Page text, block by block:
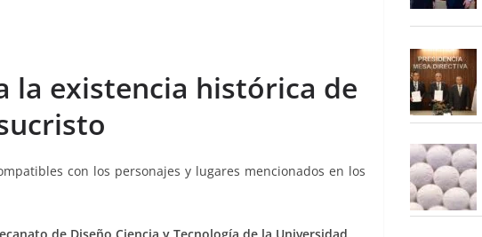
la existencia histórica de
con los personajes y lugares mencionados en los
de Diseño Ciencia y Tecnología de la Universidad